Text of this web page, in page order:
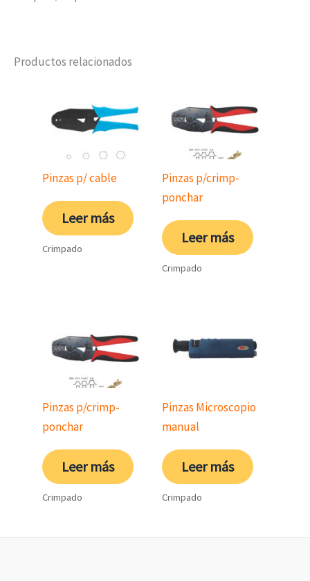
Productos relacionados
Pinzas p/ cable
Leer más
Crimpado
Pinzas p/crimp-
ponchar
Leer más
Crimpado
Pinzas p/crimp-
ponchar
Leer más
Crimpado
Pinzas Microscopio
manual
Leer más
Crimpado